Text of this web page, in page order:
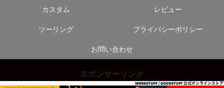
カスタム レビュー
ツーリング プライバシーポリシー
お問い合わせ
スポンサーリンク